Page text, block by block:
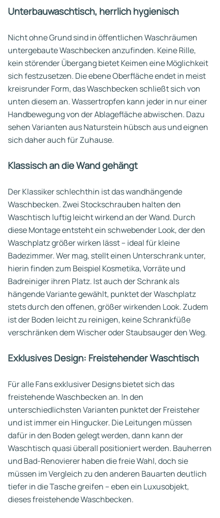
Unterbauwaschtisch, herrlich hygienisch
Nicht ohne Grund sind in öffentlichen Waschräumen
untergebaute Waschbecken anzufinden. Keine Rille,
kein störender Übergang bietet Keimen eine Möglichkeit
sich festzusetzen. Die ebene Oberfläche endet in meist
kreisrunder Form, das Waschbecken schließt sich von
unten diesem an. Wassertropfen kann jeder in nur einer
Handbewegung von der Ablagefläche abwischen. Dazu
sehen Varianten aus Naturstein hübsch aus und eignen
sich daher auch für Zuhause.
Klassisch an die Wand gehängt
Der Klassiker schlechthin ist das wandhängende
Waschbecken. Zwei Stockschrauben halten den
Waschtisch luftig leicht wirkend an der Wand. Durch
diese Montage entsteht ein schwebender Look, der den
Waschplatz größer wirken lässt – ideal für kleine
Badezimmer. Wer mag, stellt einen Unterschrank unter,
hierin finden zum Beispiel Kosmetika, Vorräte und
Badreiniger ihren Platz. Ist auch der Schrank als
hängende Variante gewählt, punktet der Waschplatz
stets durch den offenen, größer wirkenden Look. Zudem
ist der Boden leicht zu reinigen, keine Schrankfüße
verschränken dem Wischer oder Staubsauger den Weg.
Exklusives Design: Freistehender Waschtisch
Für alle Fans exklusiver Designs bietet sich das
freistehende Waschbecken an. In den
unterschiedlichsten Varianten punktet der Freisteher
und ist immer ein Hingucker. Die Leitungen müssen
dafür in den Boden gelegt werden, dann kann der
Waschtisch quasi überall positioniert werden. Bauherren
und Bad-Renovierer haben die freie Wahl, doch sie
müssen im Vergleich zu den anderen Bauarten deutlich
tiefer in die Tasche greifen – eben ein Luxusobjekt,
dieses freistehende Waschbecken.